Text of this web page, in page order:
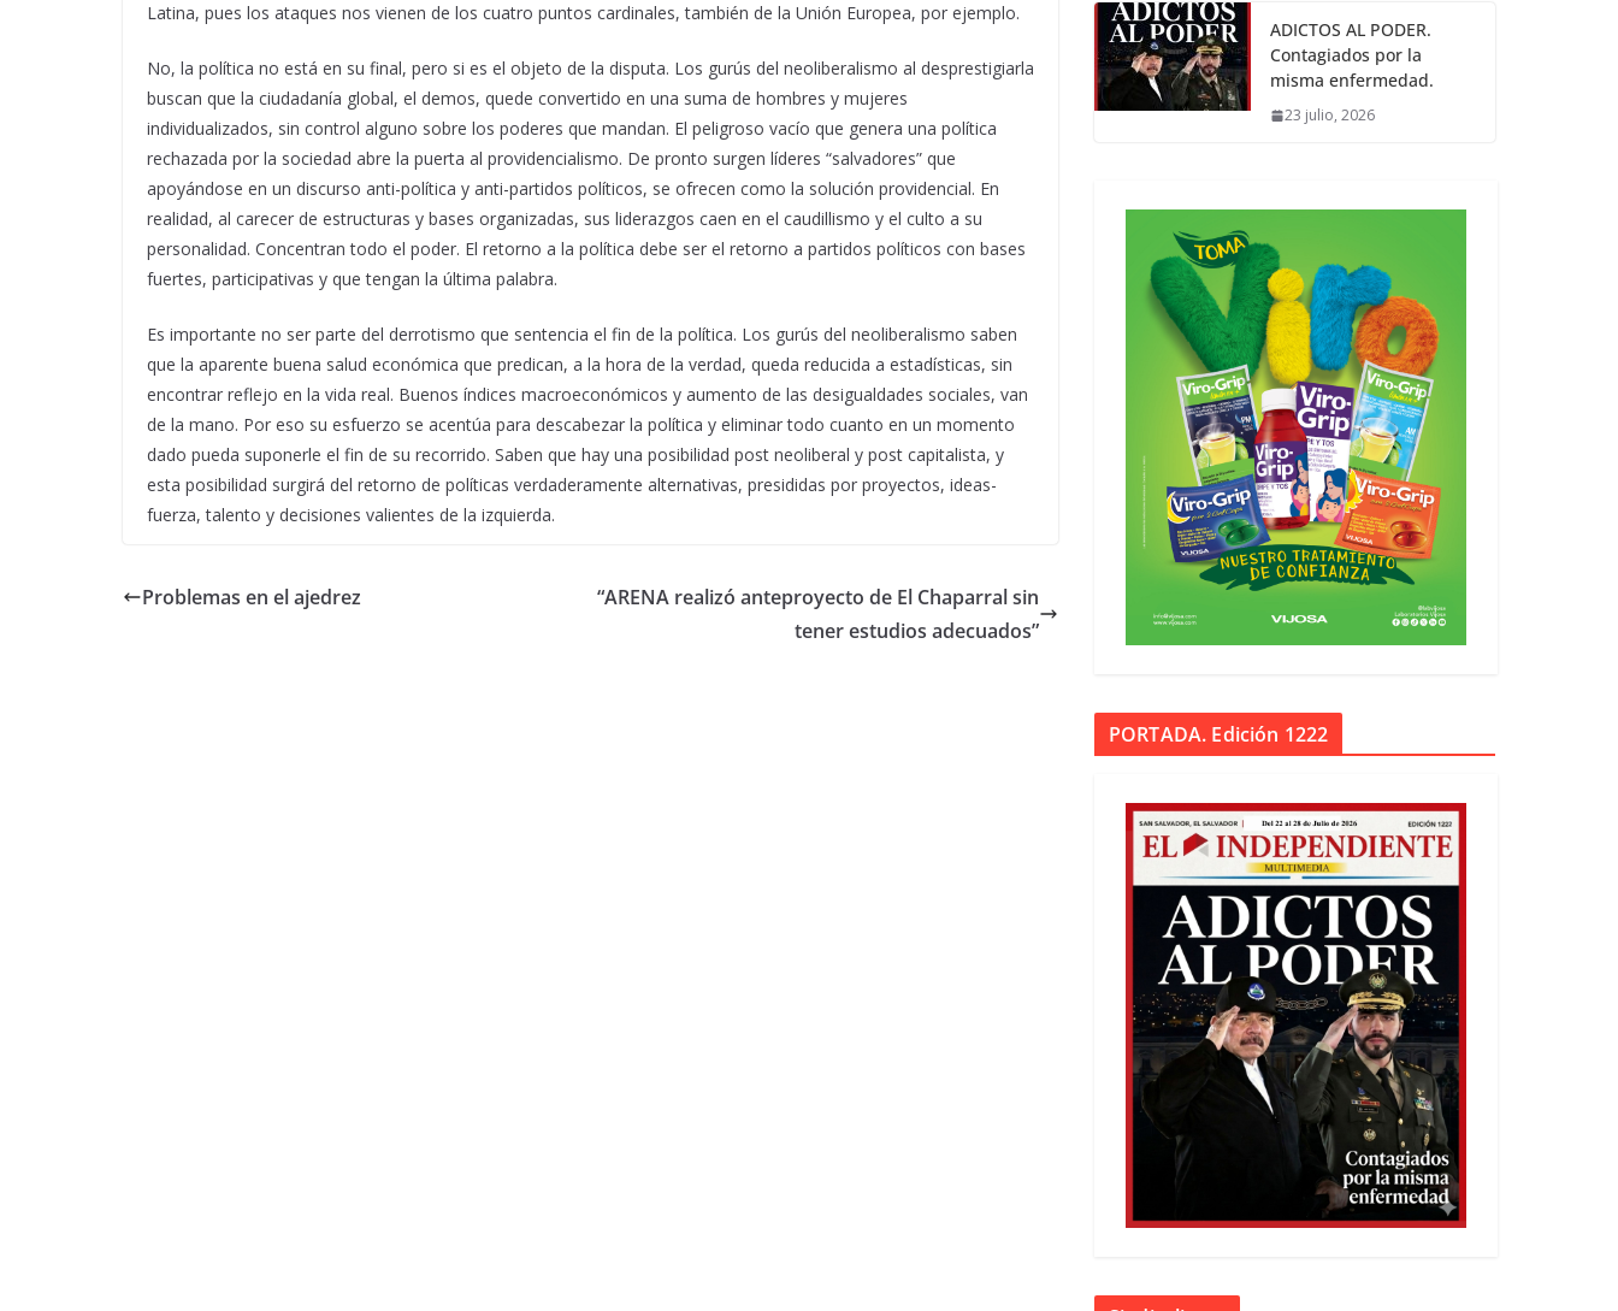
Latina, pues los ataques nos vienen de los cuatro puntos cardinales, también de la Unión Europea, por ejemplo.
No, la política no está en su final, pero si es el objeto de la disputa. Los gurús del neoliberalismo al desprestigiarla
buscan que la ciudadanía global, el demos, quede convertido en una suma de hombres y mujeres
individualizados, sin control alguno sobre los poderes que mandan. El peligroso vacío que genera una política
rechazada por la sociedad abre la puerta al providencialismo. De pronto surgen líderes “salvadores” que
apoyándose en un discurso anti-política y anti-partidos políticos, se ofrecen como la solución providencial. En
realidad, al carecer de estructuras y bases organizadas, sus liderazgos caen en el caudillismo y el culto a su
personalidad. Concentran todo el poder. El retorno a la política debe ser el retorno a partidos políticos con bases
fuertes, participativas y que tengan la última palabra.
Es importante no ser parte del derrotismo que sentencia el fin de la política. Los gurús del neoliberalismo saben
que la aparente buena salud económica que predican, a la hora de la verdad, queda reducida a estadísticas, sin
encontrar reflejo en la vida real. Buenos índices macroeconómicos y aumento de las desigualdades sociales, van
de la mano. Por eso su esfuerzo se acentúa para descabezar la política y eliminar todo cuanto en un momento
dado pueda suponerle el fin de su recorrido. Saben que hay una posibilidad post neoliberal y post capitalista, y
esta posibilidad surgirá del retorno de políticas verdaderamente alternativas, presididas por proyectos, ideas-
fuerza, talento y decisiones valientes de la izquierda.
Problemas en el ajedrez
“ARENA realizó anteproyecto de El Chaparral sin
tener estudios adecuados”
ADICTOS AL PODER.
Contagiados por la
misma enfermedad.
23 julio, 2026
PORTADA. Edición 1222